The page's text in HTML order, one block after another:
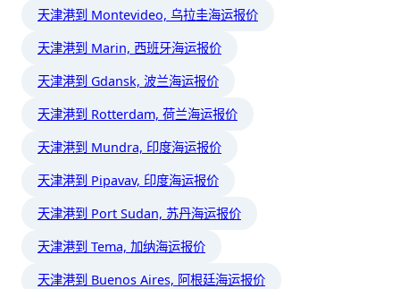
天津港到 Montevideo, 乌拉圭海运报价
天津港到 Marin, 西班牙海运报价
天津港到 Gdansk, 波兰海运报价
天津港到 Rotterdam, 荷兰海运报价
天津港到 Mundra, 印度海运报价
天津港到 Pipavav, 印度海运报价
天津港到 Port Sudan, 苏丹海运报价
天津港到 Tema, 加纳海运报价
天津港到 Buenos Aires, 阿根廷海运报价